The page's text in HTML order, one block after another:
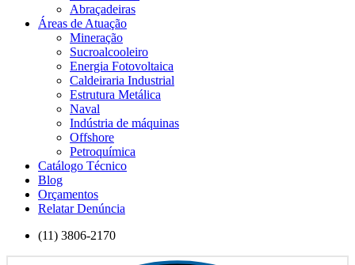
Abraçadeiras
Áreas de Atuação
Mineração
Sucroalcooleiro
Energia Fotovoltaica
Caldeiraria Industrial
Estrutura Metálica
Naval
Indústria de máquinas
Offshore
Petroquímica
Catálogo Técnico
Blog
Orçamentos
Relatar Denúncia
(11) 3806-2170